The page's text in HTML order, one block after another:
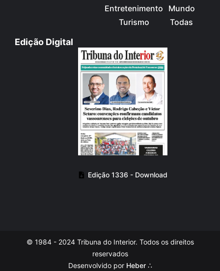
Entretenimento
Turismo
Mundo
Todas
Edição Digital
Edição 1336 - Download
© 1984 - 2024 Tribuna do Interior. Todos os direitos
reservados
Desenvolvido por Heber ∴